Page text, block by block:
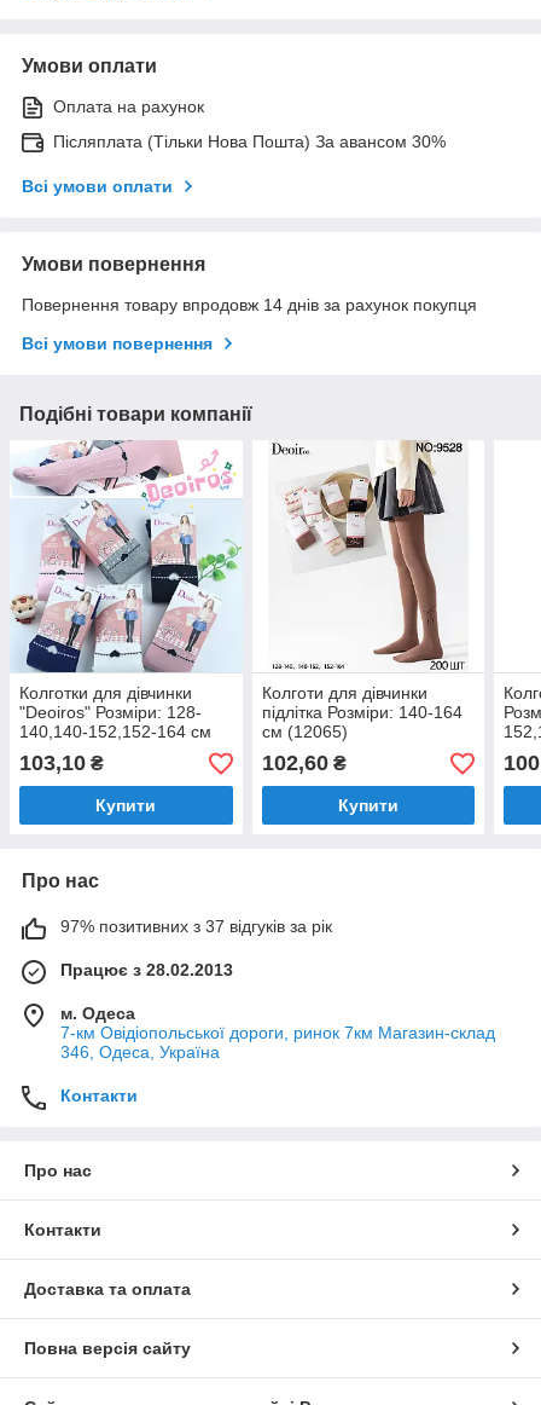
Умови оплати
Оплата на рахунок
Післяплата (Тільки Нова Пошта) За авансом 30%
Всі умови оплати
Умови повернення
Повернення товару впродовж 14 днів за рахунок покупця
Всі умови повернення
Подібні товари компанії
Колготки для дівчинки
"Deoiros" Розміри: 128-
140,140-152,152-164 см
(30088)
103,10 ₴
Купити
Колготи для дівчинки
підлітка Розміри: 140-164
см (12065)
102,60₴
Купити
Про нас
97% позитивних з 37 відгуків за рік
Працює з 28.02.2013
м. Одеса
7-км Овідіопольської дороги, ринок 7км Магазин-склад
346, Одеса, Україна
Контакти
Про нас
Контакти
Доставка та оплата
Повна версія сайту